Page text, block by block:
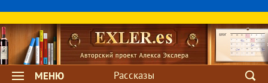
МЕНЮ Рассказы